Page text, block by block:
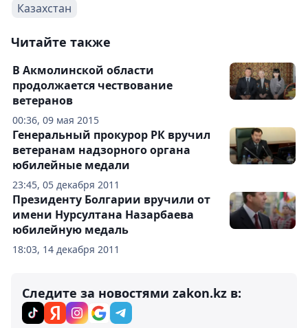
Казахстан
Читайте также
00:36, 09 мая 2015
В Акмолинской области
продолжается чествование
ветеранов
23:45, 05 декабря 2011
Генеральный прокурор РК вручил
ветеранам надзорного органа
юбилейные медали
18:03, 14 декабря 2011
Президенту Болгарии вручили от
имени Нурсултана Назарбаева
юбилейную медаль
Следите за новостями zakon.kz в: